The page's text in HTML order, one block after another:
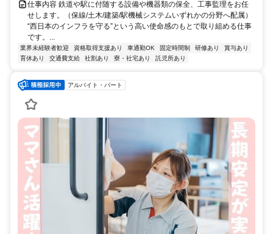
仕事内容 鉄道や駅に付随する設備や機器類の保全、工事監理をお任
せします。（保線/土木/建築/駅機械システムいずれかの分野へ配属）
“西日本のインフラを守る”という高い使命感のもとで取り組める仕事
です。...
業界未経験者歓迎 資格取得支援あり 車通勤OK 固定時間制 研修あり
賞与あり
育休あり
交通費支給 社割あり 寮・社宅あり 託児所あり
アルバイト・パート